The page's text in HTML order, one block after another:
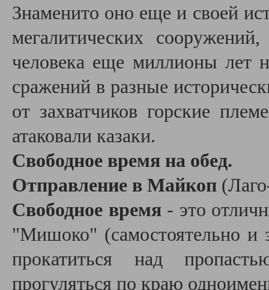
Знаменито оно еще и своей
мегалитических
человека еще миллионы лет
сражений в разные
от захватчиков горские
атаковали казаки.
Свободное время на обед.
Отправление в Майкоп
Свободное время - это
"Мишоко" (самостоятельно и
прокатиться над
прогуляться по краю